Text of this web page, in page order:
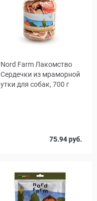
Nord Farm Лакомство
Сердечки из мраморной
утки для собак, 700 г
75.94 руб.